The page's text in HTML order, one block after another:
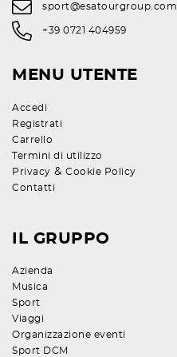
sport@esatourgroup.com
+39 0721 404959
MENU UTENTE
Accedi
Registrati
Carrello
Termini di utilizzo
Privacy & Cookie Policy
Contatti
IL GRUPPO
Azienda
Musica
Sport
Viaggi
Organizzazione eventi
Sport DCM